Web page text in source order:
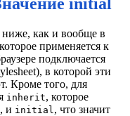
ниже, как и вообще в
применяется к
подключается
в которой эти
Кроме того, для
inherit, которое
и initial , что значит